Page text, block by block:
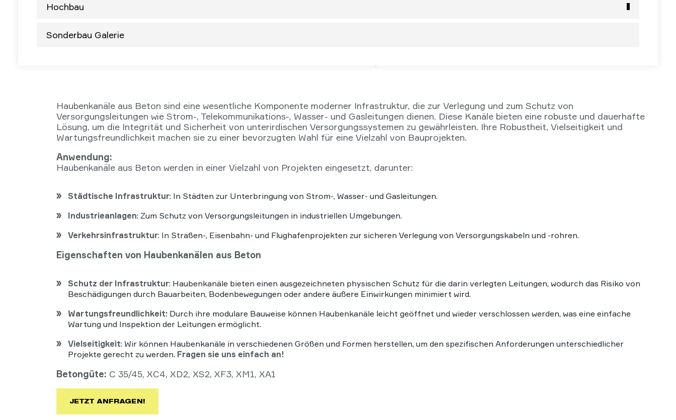
Hochbau
Sonderbau Galerie
Haubenkanäle aus Beton sind eine wesentliche Komponente moderner Infrastruktur, die zur Verlegung und zum Schutz von
Versorgungsleitungen wie Strom-, Telekommunikations-, Wasser- und Gasleitungen dienen. Diese Kanäle bieten eine robuste und dauerhafte
Lösung, um die Integrität und Sicherheit von unterirdischen Versorgungssystemen zu gewährleisten. Ihre Robustheit, Vielseitigkeit und
Wartungsfreundlichkeit machen sie zu einer bevorzugten Wahl für eine Vielzahl von Bauprojekten.
Anwendung:
Haubenkanäle aus Beton werden in einer Vielzahl von Projekten eingesetzt, darunter:
Städtische Infrastruktur: In Städten zur Unterbringung von Strom-, Wasser- und Gasleitungen.
Industrieanlagen: Zum Schutz von Versorgungsleitungen in industriellen Umgebungen.
Verkehrsinfrastruktur: In Straßen-, Eisenbahn- und Flughafenprojekten zur sicheren Verlegung von Versorgungskabeln und -rohren.
Eigenschaften von Haubenkanälen aus Beton
Schutz der Infrastruktur: Haubenkanäle bieten einen ausgezeichneten physischen Schutz für die darin verlegten Leitungen, wodurch das Risiko von
Beschädigungen durch Bauarbeiten, Bodenbewegungen oder andere äußere Einwirkungen minimiert wird.
Wartungsfreundlichkeit: Durch ihre modulare Bauweise können Haubenkanäle leicht geöffnet und wieder verschlossen werden, was eine einfache
Wartung und Inspektion der Leitungen ermöglicht.
Vielseitigkeit: Wir können Haubenkanäle in verschiedenen Größen und Formen herstellen, um den spezifischen Anforderungen unterschiedlicher
Projekte gerecht zu werden. Fragen sie uns einfach an!
Betongüte: C 35/45, XC4, XD2, XS2, XF3, XM1, XA1
JETZT ANFRAGEN!